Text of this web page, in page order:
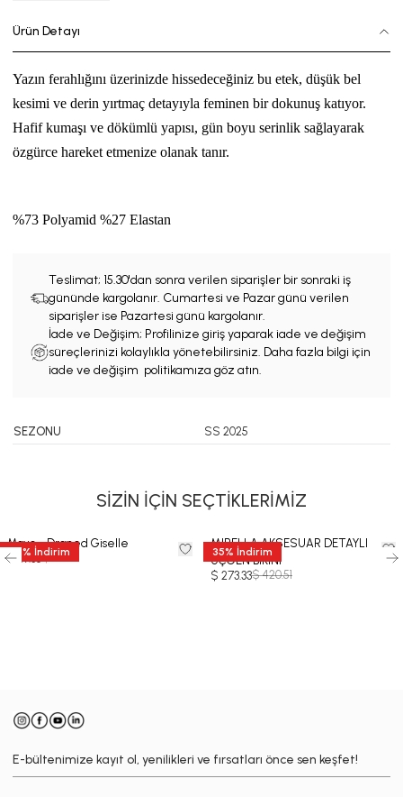
Ürün Detayı
Yazın ferahlığını üzerinizde hissedeceğiniz bu etek, düşük bel
kesimi ve derin yırtmaç detayıyla feminen bir dokunuş katıyor.
Hafif kumaşı ve dökümlü yapısı, gün boyu serinlik sağlayarak
özgürce hareket etmenize olanak tanır.
%73 Polyamid %27 Elastan
Teslimat; 15.30'dan sonra verilen siparişler bir sonraki iş
gününde kargolanır. Cumartesi ve Pazar günü verilen
siparişler ise Pazartesi günü kargolanır.
İade ve Değişim; Profilinize giriş yaparak iade ve değişim
süreçlerinizi kolaylıkla yönetebilirsiniz. Daha fazla bilgi için
iade ve değişim politikamıza göz atın.
SEZONU SS 2025
SİZİN İÇİN SEÇTİKLERİMİZ
50 % İndirim
Mayo - Draped Giselle
$ 89.35$ 178.71 35% İndirim
MIRELLA AKSESUAR DETAYLI
ÜÇGEN BİKİNİ
$ 273.33$ 420.51
E-bültenimize kayıt ol, yenilikleri ve fırsatları önce sen keşfet!